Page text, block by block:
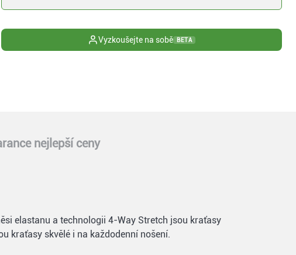
Vyzkoušejte na sobě BETA
nejlepší ceny
elastanu a technologii 4-Way Stretch jsou kraťasy
kraťasy skvělé i na každodenní nošení.